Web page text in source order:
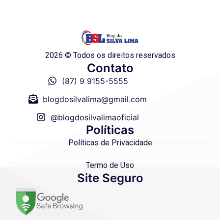
2026 © Todos os direitos reservados
Contato
(87) 9 9155-5555
blogdosilvalima@gmail.com
@blogdosilvalimaoficial
Políticas
Políticas de Privacidade
Termo de Uso
Site Seguro